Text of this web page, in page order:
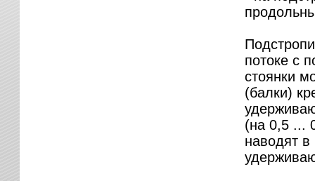
потоке с
стоянки
(балки)
(на 0,5 ...
наводят в